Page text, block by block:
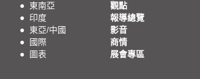
● 東南亞
● 印度
● 東亞/中國
●
國際
●
圖表
觀點
報導總覽
影音
商情
展會專區